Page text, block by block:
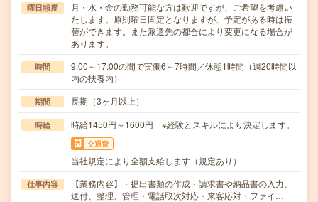
曜日頻度
月・水・金の勤務可能な方は歓迎ですが、ご希望を考慮い
たします。原則曜日固定となりますが、予定がある時は振
替ができます。また派遣先の都合により変更になる場合が
あります。
時間
9:00～17:00の間で実働6～7時間／休憩1時間（週20時間以
内の扶養内）
期間 長期（3ヶ月以上）
時給 時給1450円～1600円 ※経験とスキルにより決定します。
交通費
当社規定により全額支給します（規定あり）
仕事内容
【業務内容】・提出書類の作成・請求書や納品書の入力、
送付、整理、管理・電話取次対応・来客応対・ファイ…